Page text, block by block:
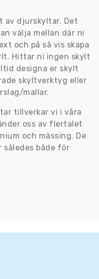
av djurskyltar. Det
välja mellan där ni
och på så vis skapa
Hittar ni ingen skylt
designa er skylt
skyltverktyg eller
mallar.
tillverkar vi i våra
oss av flertalet
och mässing. De
således både för